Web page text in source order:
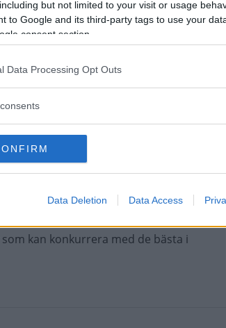
but not limited to your visit or usage
to Google and its third-party tags to use your
consent section.
Data Processing Opt Outs
Data Deletion Data Access
månads nya bilar räknades
Mercedes GLC!
som krävs för att på allvar kunna
kan konkurrera med de bästa i